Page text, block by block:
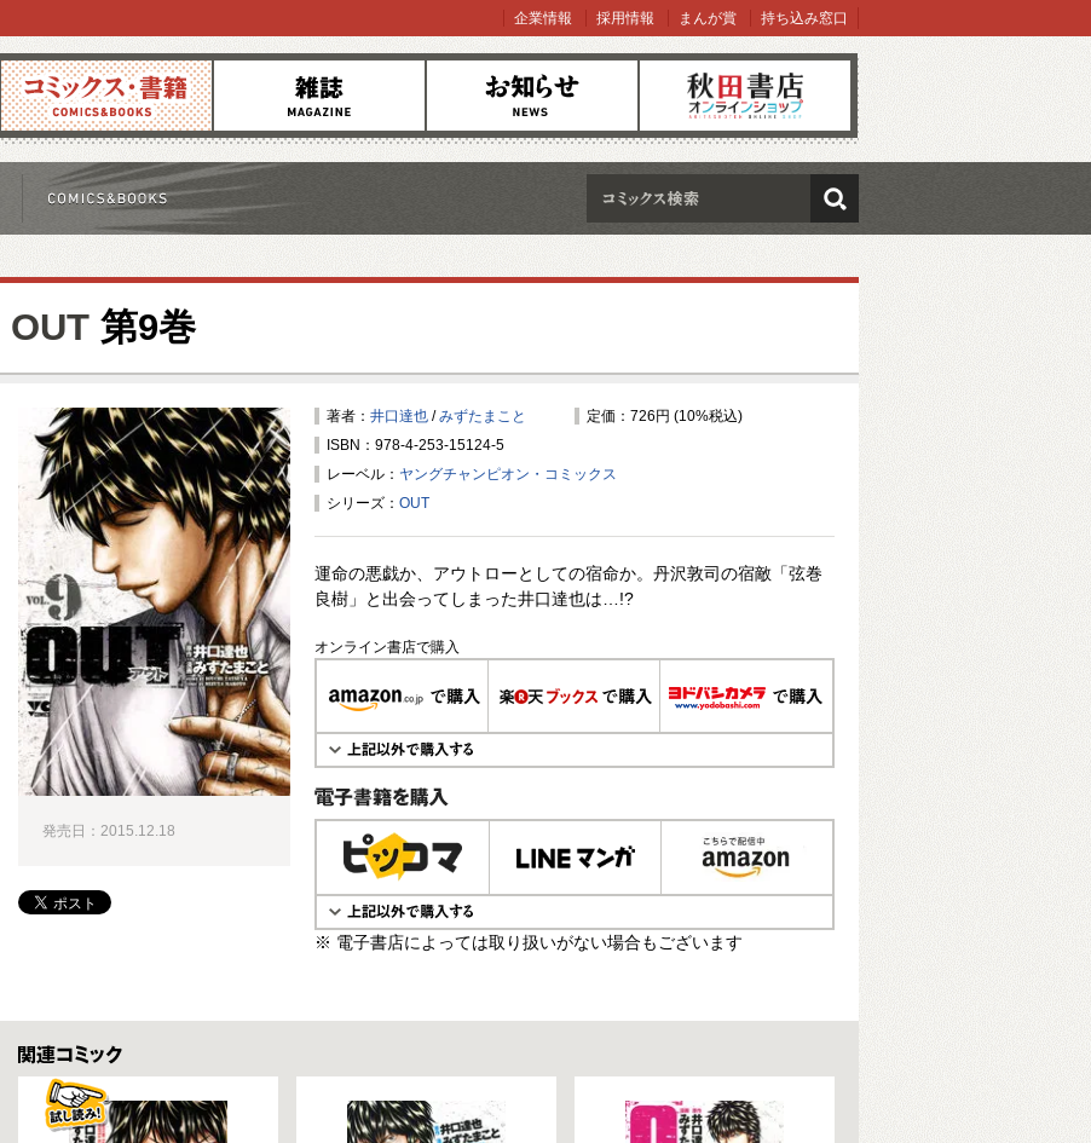
コミックス 雑誌 お知らせ オンラインショップ
企業情報 採用情報 まんが賞 持ち込み窓口
検索
OUT 第9巻
著者： 井口達也 /みずたまこと
定価：726円 (10%税込)
ISBN：978-4-253-15124-5
レーベル： ヤングチャンピオン・コミックス
シリーズ： OUT
運命の悪戯か、アウトローとしての宿命か。丹沢敦司の宿敵「弦巻
良樹」と出会ってしまった井口達也は…!?
オンライン書店で購入
電子書籍で購入
※ 電子書店によっては取り扱いがない場合もございます
発売日：2015.12.18
関連コミックス